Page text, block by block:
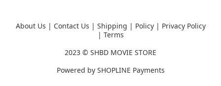
About Us | Contact Us | Shipping | Policy| Privacy Policy
| Terms
2023 © SHBD MOVIE STORE
Powered by SHOPLINE Payments